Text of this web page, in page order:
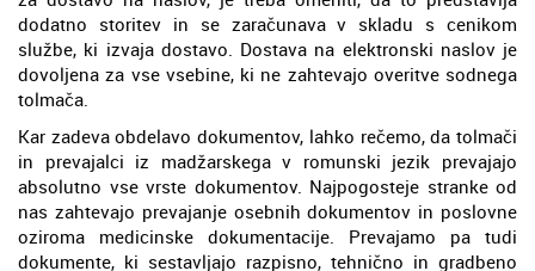
dodatno storitev in se zaračunava v skladu s cenikom
službe, ki izvaja dostavo. Dostava na elektronski naslov je
dovoljena za vse vsebine, ki ne zahtevajo overitve sodnega
tolmača.
Kar zadeva obdelavo dokumentov, lahko rečemo, da tolmači
in prevajalci iz madžarskega v romunski jezik prevajajo
absolutno vse vrste dokumentov. Najpogosteje stranke od
nas zahtevajo prevajanje osebnih dokumentov in poslovne
oziroma medicinske dokumentacije. Prevajamo pa tudi
dokumente, ki sestavljajo razpisno, tehnično in gradbeno